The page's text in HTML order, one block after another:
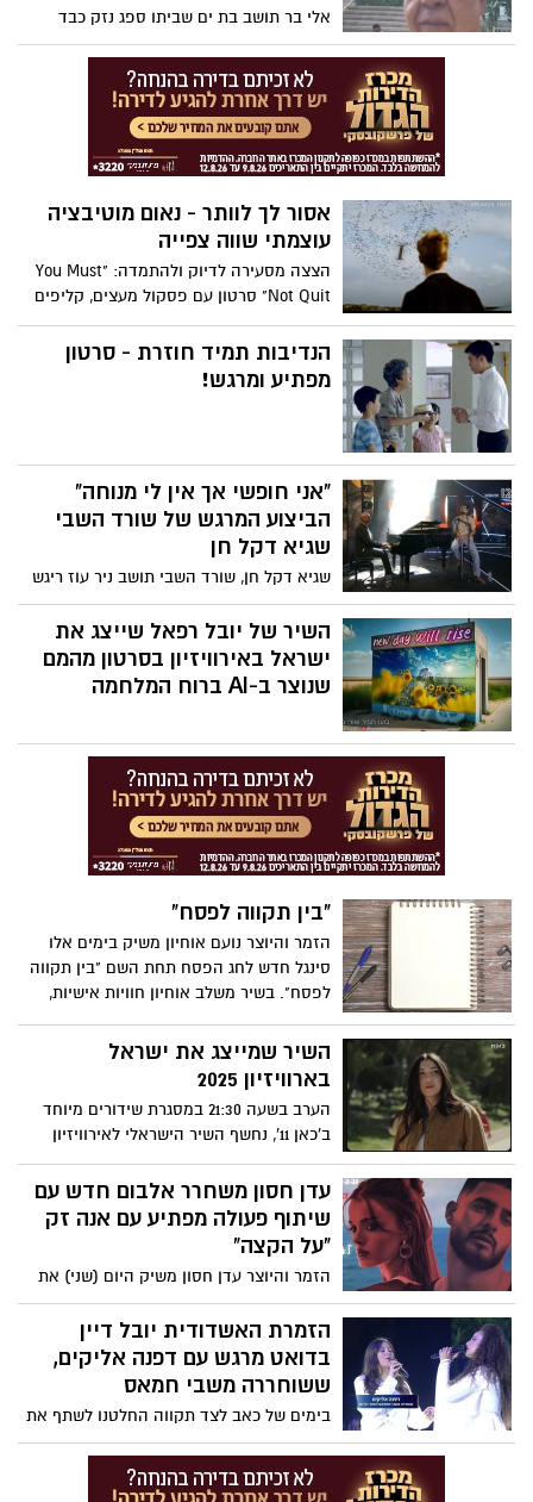
אלי בר תושב בת ים שביתו ספג נזק כבד
מהפגיעה הקשה אמש, מספר כיצד ההקפדה
על ההנחיות הצילה את חייו
אסור לך לוותר - נאום מוטיבציה
עוצמתי שווה צפייה
הצצה מסעירה לדיוק ולהתמדה: "You Must
Not Quit" סרטון עם פסקול מעצים, קליפים
דרמטיים ונרטיב שמעודד להמשיך קדימה
אפילו כשקשה. צפו:
הנדיבות תמיד חוזרת - סרטון
מפתיע ומרגש!
"אני חופשי אך אין לי מנוחה"
הביצוע המרגש של שורד השבי
שגיא דקל חן
שגיא דקל חן, שורד השבי תושב ניר עוז ריגש
מדינה שלמה כשהשתתף במופע "שירים
בכיכר 2025" וביצע גרסה מיוחדת לשיר "ילדים
של החיים" בליווי עידן רייכל על הפסנתר
והעביר מסר עוצמתי וחשוב. המופע שודר
השיר של יובל רפאל שייצג את
ישראל באירוויזיון בסרטון מהמם
שנוצר ב-AI ברוח המלחמה
"בין תקווה לפסח"
הזמר והיוצר נועם אוחיון משיק בימים אלו
סינגל חדש לחג הפסח תחת השם "בין תקווה
לפסח". בשיר משלב אוחיון חוויות אישיות,
ניסן.
השיר שמייצג את ישראל
בארוויזיון 2025
הערב בשעה 21:30 במסגרת שידורים מיוחד
ב'כאן 11', נחשף השיר הישראלי לאירוויזיון
2025 – "New Day Will Rise" בביצועה של
יובל רפאל.
עדן חסון משחרר אלבום חדש עם
שיתוף פעולה מפתיע עם אנה זק
"על הקצה"
הזמר והיוצר עדן חסון משיק היום (שני) את
אלבומו החדש, הכולל 14 שירים חדשים,
כשהפתעה מיוחדת מחכה למעריצים – דואט
ראשון עם כוכבת הפופ אנה זק. השיר
המשותף, "על הקצה", משלב בין הסגנון
חוויית האזנה סוחפת וממכרת.
הזמרת האשדודית יובל דיין
בדואט מרגש עם דפנה אליקים,
ששוחררה משבי חמאס
בימים של כאב לצד תקווה החלטנו לשתף את
הביצוע המרגש הזה של יובל דיין ודפנה
אליקים, בת ה15 ששוחררה משבי חמאס
מטקס הדלקת המשואות בהר הרצל בחודש